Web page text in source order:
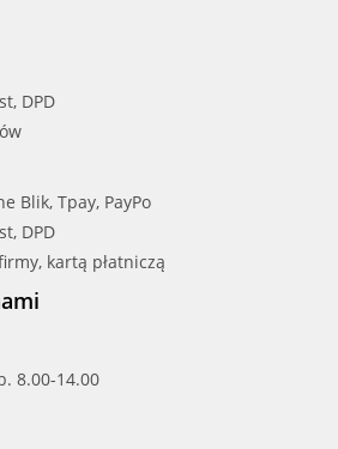
DPD
Blik, Tpay, PayPo
DPD
kartą płatniczą
8.00-14.00